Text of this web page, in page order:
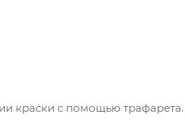
краски с помощью